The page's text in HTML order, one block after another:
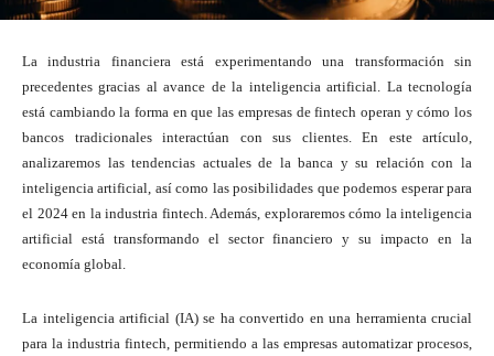
La industria financiera está experimentando una transformación sin
precedentes gracias al avance de la inteligencia artificial. La tecnología
está cambiando la forma en que las empresas de fintech operan y cómo los
bancos tradicionales interactúan con sus clientes. En este artículo,
analizaremos las tendencias actuales de la banca y su relación con la
inteligencia artificial, así como las posibilidades que podemos esperar para
el 2024 en la industria fintech. Además, exploraremos cómo la inteligencia
artificial está transformando el sector financiero y su impacto en la
economía global.
La inteligencia artificial (IA) se ha convertido en una herramienta crucial
para la industria fintech, permitiendo a las empresas automatizar procesos,